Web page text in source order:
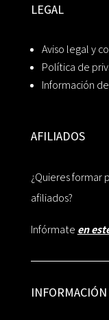
LEGAL
Aviso legal y
Política de
Información
AFILIADOS
¿Quieres formar
afiliados?
Infórmate en